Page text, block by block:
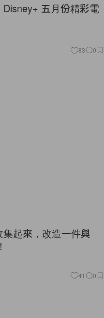
五月份精彩電
83 0
起來，改造一件與
41 0